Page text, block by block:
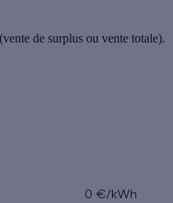
(vente de surplus ou vente totale).
0 €/kWh